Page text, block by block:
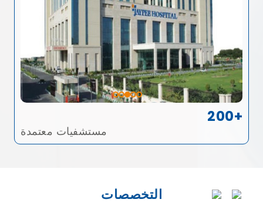
200+
مستشفيات معتمدة
التخصصات